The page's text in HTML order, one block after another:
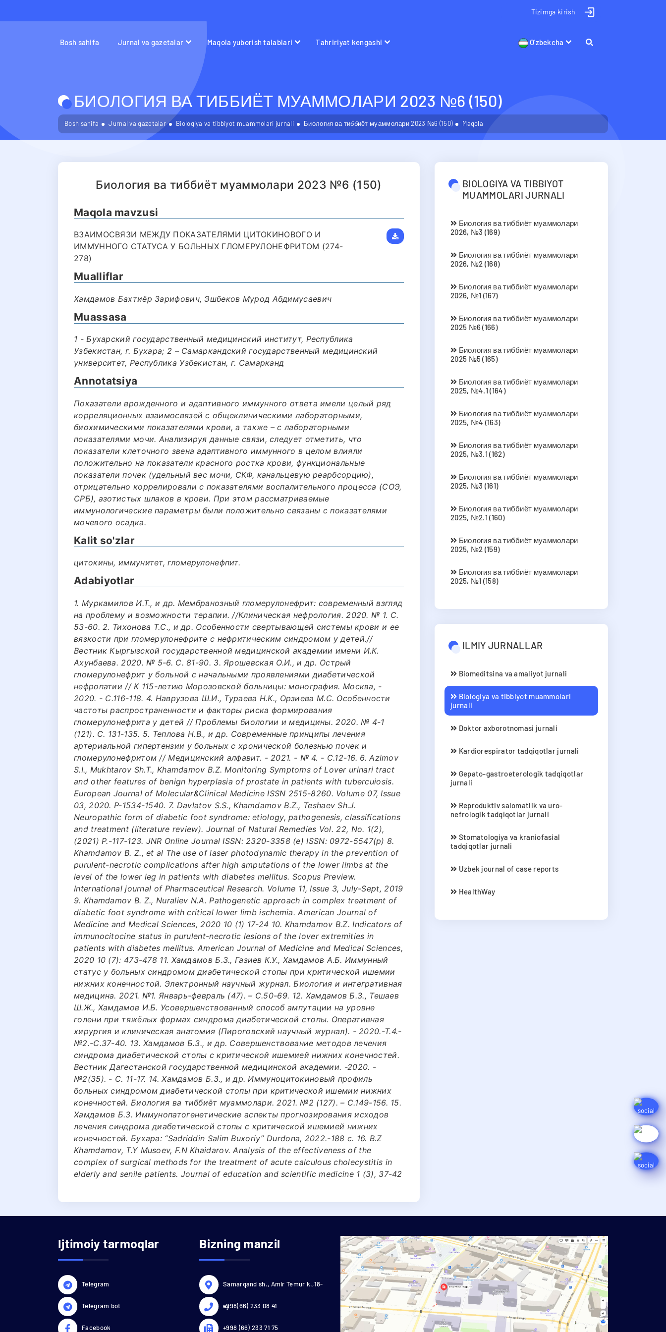
Tizimga kirish
Bosh sahifa Jurnal va gazetalar Maqola yuborish talablari Tahririyat kengashi O'zbekcha
БИОЛОГИЯ ВА ТИББИЁТ МУАММОЛАРИ 2023 №6 (150)
Bosh sahifa Jurnal va gazetalar Biologiya va tibbiyot muammolari jurnali Биология ва тиббиёт муаммолари 2023 №6 (150) Maqola
Биология ва тиббиёт муаммолари 2023 №6 (150)
Maqola mavzusi
ВЗАИМОСВЯЗИ МЕЖДУ ПОКАЗАТЕЛЯМИ ЦИТОКИНОВОГО И
ИММУННОГО СТАТУСА У БОЛЬНЫХ ГЛОМЕРУЛОНЕФРИТОМ (274-
278)
Mualliflar
Хамдамов Бахтиёр Зарифович, Эшбеков Мурод Абдимусаевич
Muassasa
1 - Бухарский государственный медицинский институт, Республика
Узбекистан, г. Бухара; 2 – Самаркандский государственный медицинский
университет, Республика Узбекистан, г. Самарканд
Annotatsiya
Показатели врожденного и адаптивного иммунного ответа имели целый ряд
корреляционных взаимосвязей с общеклиническими лабораторными,
биохимическими показателями крови, а также – с лабораторными
показателями мочи. Анализируя данные связи, следует отметить, что
показатели клеточного звена адаптивного иммунного в целом влияли
положительно на показатели красного ростка крови, функциональные
показатели почек (удельный вес мочи, СКФ, канальцевую реарбсорцию),
отрицательно коррелировали с показателями воспалительного процесса (СОЭ,
СРБ), азотистых шлаков в крови. При этом рассматриваемые
иммунологические параметры были положительно связаны с показателями
мочевого осадка.
Kalit so'zlar
цитокины, иммунитет, гломерулонефпит.
Adabiyotlar
1. Муркамилов И.Т., и др. Мембранозный гломерулонефрит: современный взгляд
на проблему и возможности терапии. //Клиническая нефрология. 2020. № 1. С.
53-60. 2. Тихонова Т.С., и др. Особенности свертывающей системы крови и ее
вязкости при гломерулонефрите с нефритическим синдромом у детей.//
Вестник Кыргызской государственной медицинской академии имени И.К.
Ахунбаева. 2020. № 5-6. С. 81-90. 3. Ярошевская О.И., и др. Острый
гломерулонефрит у больной с начальными проявлениями диабетической
нефропатии // К 115-летию Морозовской больницы: монография. Москва, -
2020. - С.116-118. 4. Наврузова Ш.И., Тураева Н.К., Орзиева М.С. Особенности
частоты распространенности и факторы риска формирования
гломерулонефрита у детей // Проблемы биологии и медицины. 2020. № 4-1
(121). С. 131-135. 5. Теплова Н.В., и др. Современные принципы лечения
артериальной гипертензии у больных с хронической болезнью почек и
гломерулонефритом // Медицинский алфавит. - 2021. - № 4. - С.12-16. 6. Azimov
S.I., Mukhtarov Sh.T., Khamdamov B.Z. Monitoring Symptoms of Lover urinari tract
and other features of benign hyperplasia of prostate in patients with tubercuiosis.
European Journal of Molecular&Clinical Medicine ISSN 2515-8260. Volume 07, Issue
03, 2020. P-1534-1540. 7. Davlatov S.S., Khamdamov B.Z., Teshaev Sh.J.
Neuropathic form of diabetic foot syndrome: etiology, pathogenesis, classifications
and treatment (literature review). Journal of Natural Remedies Vol. 22, No. 1(2),
(2021) P.-117-123. JNR Online Journal ISSN: 2320-3358 (e) ISSN: 0972-5547(p) 8.
Khamdamov B. Z., et al The use of laser photodynamic therapy in the prevention of
purulent-necrotic complications after high amputations of the lower limbs at the
level of the lower leg in patients with diabetes mellitus. Scopus Preview.
International journal of Pharmaceutical Research. Volume 11, Issue 3, July-Sept, 2019
9. Khamdamov B. Z., Nuraliev N.A. Pathogenetic approach in complex treatment of
diabetic foot syndrome with critical lower limb ischemia. American Journal of
Medicine and Medical Sciences, 2020 10 (1) 17-24 10. Khamdamov B.Z. Indicators of
immunocitocine status in purulent-necrotic lesions of the lover extremities in
patients with diabetes mellitus. American Journal of Medicine and Medical Sciences,
2020 10 (7): 473-478 11. Хамдамов Б.З., Газиев К.У., Хамдамов А.Б. Иммунный
статус у больных синдромом диабетической стопы при критической ишемии
нижних конечностой. Электронный научный журнал. Биология и интегративная
медицина. 2021. №1. Январь-февраль (47). – С.50-69. 12. Хамдамов Б.З., Тешаев
Ш.Ж., Хамдамов И.Б. Усовершенствованный способ ампутации на уровне
голени при тяжёлых формах синдрома диабетической стопы. Оперативная
хирургия и клиническая анатомия (Пироговский научный журнал). - 2020.-Т.4.-
№2.-С.37-40. 13. Хамдамов Б.З., и др. Совершенствование методов лечения
синдрома диабетической стопы с критической ишемией нижних конечностей.
Вестник Дагестанской государственной медицинской академии. -2020. -
№2(35). - С. 11-17. 14. Хамдамов Б.З., и др. Иммуноцитокиновый профиль
больных синдромом диабетической стопы при критической ишемии нижних
конечностей. Биология ва тиббиёт муаммолари. 2021. №2 (127). – С.149-156. 15.
Хамдамов Б.З. Иммунопатогенетические аспекты прогнозирования исходов
лечения синдрома диабетической стопы с критической ишемией нижних
конечностей. Бухара: “Sadriddin Salim Buxoriy” Durdona, 2022.-188 c. 16. B.Z
Khamdamov, T.Y Musoev, F.N Khaidarov. Аnalysis of the effectiveness of the
complex of surgical methods for the treatment of acute calculous cholecystitis in
elderly and senile patients. Journal of education and scientific medicine 1 (3), 37-42
BIOLOGIYA VA TIBBIYOT
MUAMMOLARI JURNALI
Биология ва тиббиёт муаммолари
2026, №3 (169)
Биология ва тиббиёт муаммолари
2026, №2 (168)
Биология ва тиббиёт муаммолари
2026, №1 (167)
Биология ва тиббиёт муаммолари
2025 №6 (166)
Биология ва тиббиёт муаммолари
2025 №5 (165)
Биология ва тиббиёт муаммолари
2025, №4.1 (164)
Биология ва тиббиёт муаммолари
2025, №4 (163)
Биология ва тиббиёт муаммолари
2025, №3.1 (162)
Биология ва тиббиёт муаммолари
2025, №3 (161)
Биология ва тиббиёт муаммолари
2025, №2.1 (160)
Биология ва тиббиёт муаммолари
2025, №2 (159)
Биология ва тиббиёт муаммолари
2025, №1 (158)
ILMIY JURNALLAR
Biomeditsina va amaliyot jurnali
Biologiya va tibbiyot muammolari
jurnali
Doktor axborotnomasi jurnali
Kardiorespirator tadqiqotlar jurnali
Gepato-gastroeterologik tadqiqotlar
jurnali
Reproduktiv salomatlik va uro-
nefrologik tadqiqotlar jurnali
Stomatologiya va kraniofasial
tadqiqotlar jurnali
Uzbek journal of case reports
HealthWay
Ijtimoiy tarmoqlar
Telegram
Telegram bot
Facebook
Bizning manzil
Samarqand sh., Amir Temur k.,18-
uy
+998(66) 233 08 41
+998 (66) 233 71 75